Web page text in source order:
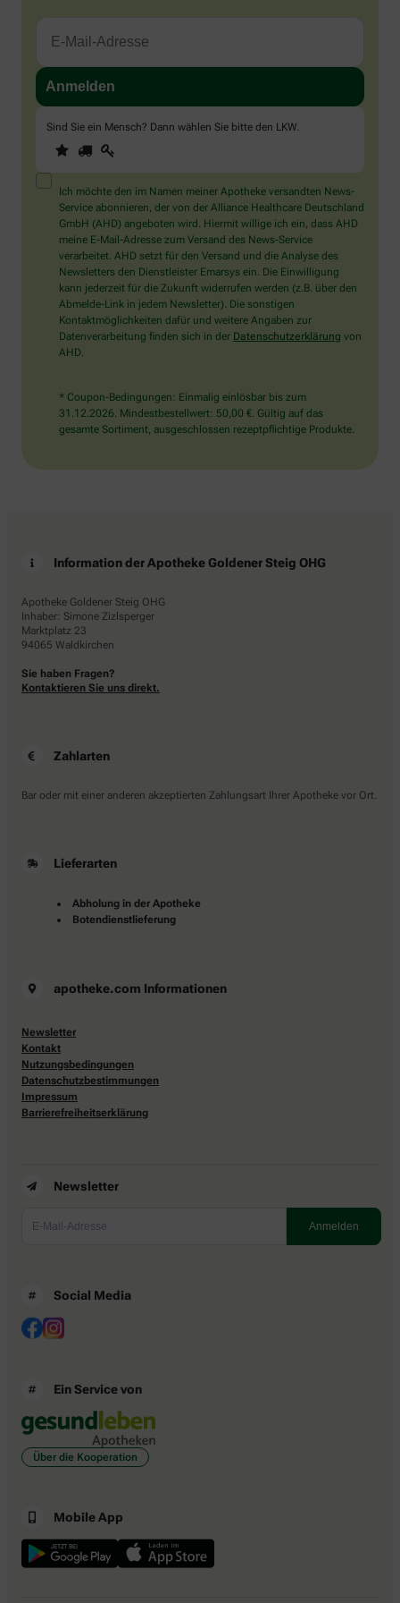
Sind Sie ein Mensch? Dann wählen Sie bitte den LKW.
Sind
Sie
ein
Mensch?
Dann
wählen
Sie
bitte
den
LKW.
1 2
Ich möchte den im Namen meiner Apotheke versandten News-
Service abonnieren, der von der Alliance Healthcare Deutschland
GmbH (AHD) angeboten wird. Hiermit willige ich ein, dass AHD
meine E-Mail-Adresse zum Versand des News-Service
verarbeitet. AHD setzt für den Versand und die Analyse des
Newsletters den Dienstleister Emarsys ein. Die Einwilligung
kann jederzeit für die Zukunft widerrufen werden (z.B. über den
Abmelde-Link in jedem Newsletter). Die sonstigen
Kontaktmöglichkeiten dafür und weitere Angaben zur
Datenverarbeitung finden sich in der Datenschutzerklärung von
AHD.
* Coupon-Bedingungen: Einmalig einlösbar bis zum
31.12.2026. Mindestbestellwert: 50,00 €. Gültig auf das
gesamte Sortiment, ausgeschlossen rezeptpflichtige Produkte.
Information der Apotheke Goldener Steig OHG
Apotheke Goldener Steig OHG
Inhaber: Simone Zizlsperger
Marktplatz 23
94065 Waldkirchen
Sie haben Fragen?
Kontaktieren Sie uns direkt.
Zahlarten
Bar oder mit einer anderen akzeptierten Zahlungsart Ihrer Apotheke vor Ort.
Lieferarten
Abholung in der Apotheke
Botendienstlieferung
apotheke.com Informationen
Newsletter
Kontakt
Nutzungsbedingungen
Datenschutzbestimmungen
Impressum
Barrierefreiheitserklärung
Newsletter
Social Media
Ein Service von
Über die Kooperation
Mobile App